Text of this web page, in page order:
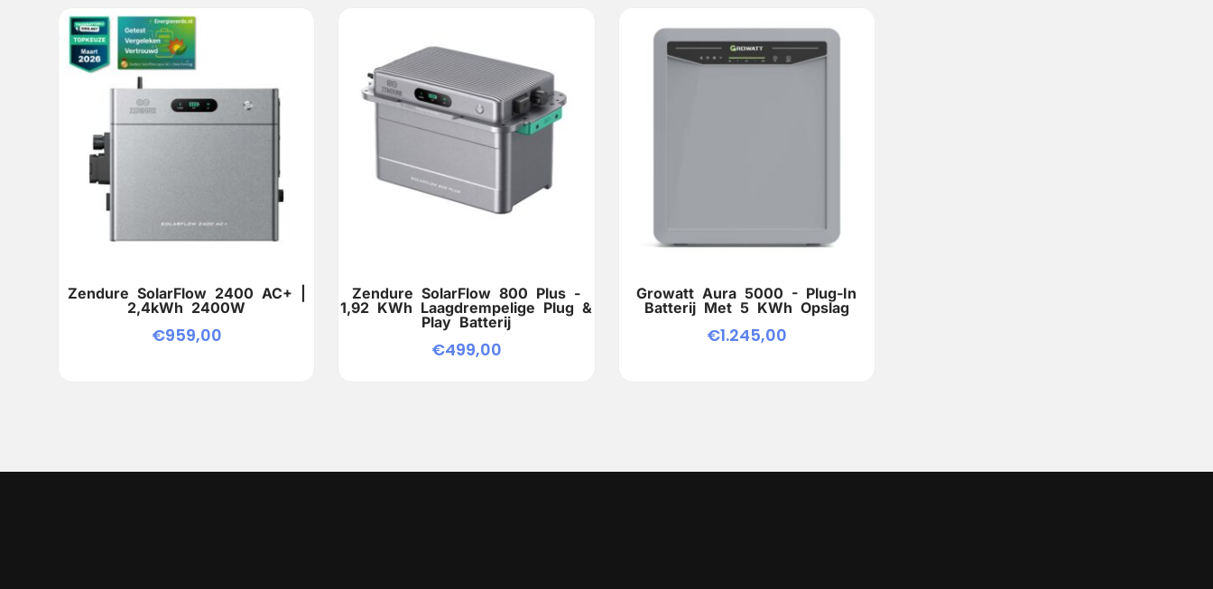
Zendure SolarFlow 2400 AC+ |
2,4kWh 2400W
€959,00
Zendure SolarFlow 800 Plus -
1,92 KWh Laagdrempelige Plug &
Play Batterij
€499,00
Growatt Aura 5000 - Plug-In
Batterij Met 5 KWh Opslag
€1.245,00